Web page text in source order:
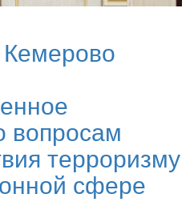
вопросам
терроризму
сфере